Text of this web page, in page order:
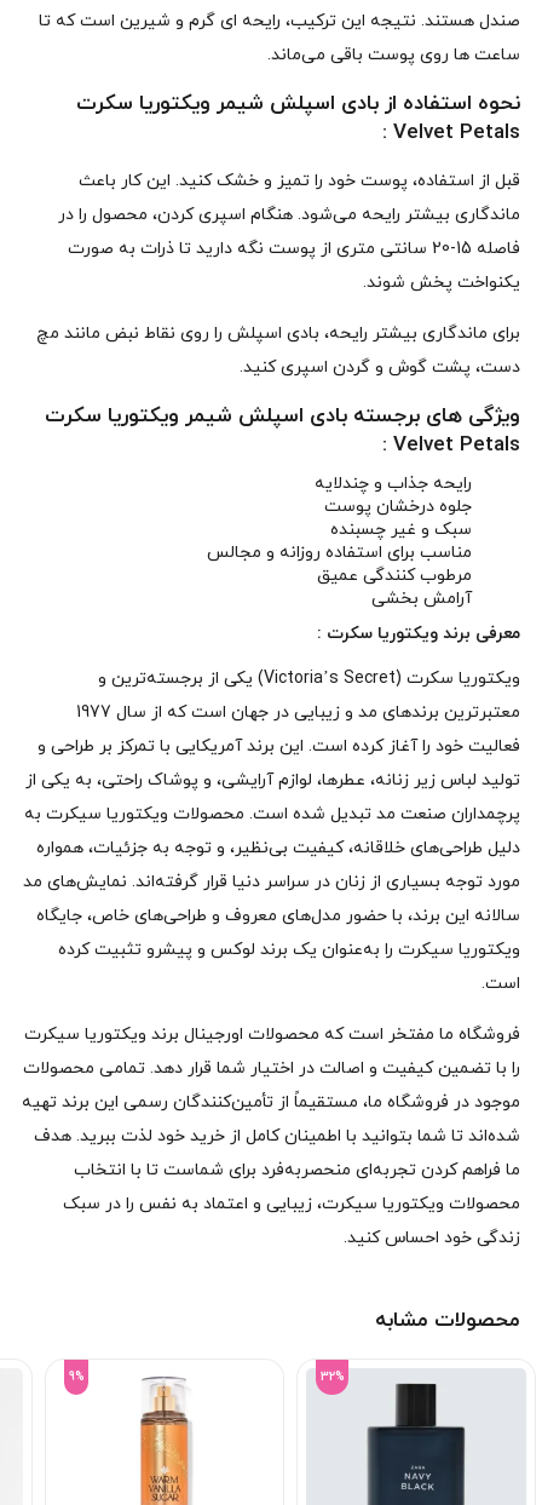
صندل هستند. نتیجه این ترکیب، رایحه‌ ای گرم و شیرین است که تا
ساعت‌ ها روی پوست باقی می‌ماند.
نحوه استفاده از بادی اسپلش شیمر ویکتوریا سکرت
Velvet Petals :
قبل از استفاده، پوست خود را تمیز و خشک کنید. این کار باعث
ماندگاری بیشتر رایحه می‌شود. هنگام اسپری کردن، محصول را در
فاصله 15-20 سانتی‌ متری از پوست نگه دارید تا ذرات به صورت
یکنواخت پخش شوند.
برای ماندگاری بیشتر رایحه، بادی اسپلش را روی نقاط نبض مانند مچ
دست، پشت گوش و گردن اسپری کنید.
ویژگی های برجسته بادی اسپلش شیمر ویکتوریا سکرت
Velvet Petals :
رایحه جذاب و چندلایه
جلوه درخشان پوست
سبک و غیر چسبنده
مناسب برای استفاده روزانه و مجالس
مرطوب‌ کنندگی عمیق
آرامش‌ بخشی
معرفی برند ویکتوریا سکرت :
ویکتوریا سکرت (Victoria’s Secret) یکی از برجسته‌ترین و
معتبرترین برندهای مد و زیبایی در جهان است که از سال 1977
فعالیت خود را آغاز کرده است. این برند آمریکایی با تمرکز بر طراحی و
تولید لباس زیر زنانه، عطرها، لوازم آرایشی، و پوشاک راحتی، به یکی از
پرچمداران صنعت مد تبدیل شده است. محصولات ویکتوریا سیکرت به
دلیل طراحی‌های خلاقانه، کیفیت بی‌نظیر، و توجه به جزئیات، همواره
مورد توجه بسیاری از زنان در سراسر دنیا قرار گرفته‌اند. نمایش‌های مد
سالانه این برند، با حضور مدل‌های معروف و طراحی‌های خاص، جایگاه
ویکتوریا سیکرت را به‌عنوان یک برند لوکس و پیشرو تثبیت کرده
است.
فروشگاه ما مفتخر است که محصولات اورجینال برند ویکتوریا سیکرت
را با تضمین کیفیت و اصالت در اختیار شما قرار دهد. تمامی محصولات
موجود در فروشگاه ما، مستقیماً از تأمین‌کنندگان رسمی این برند تهیه
شده‌اند تا شما بتوانید با اطمینان کامل از خرید خود لذت ببرید. هدف
ما فراهم کردن تجربه‌ای منحصر‌به‌فرد برای شماست تا با انتخاب
محصولات ویکتوریا سیکرت، زیبایی و اعتماد به نفس را در سبک
زندگی خود احساس کنید.
محصولات مشابه
32%
9%